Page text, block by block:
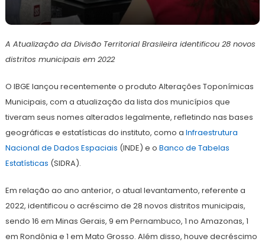
abril
de
Redação
A Atualização da Divisão Territorial Brasileira identificou 28 novos
distritos municipais em 2022
O IBGE lançou recentemente o produto Alterações Toponímicas
Municipais, com a atualização da lista dos municípios que
tiveram seus nomes alterados legalmente, refletindo nas bases
geográficas e estatísticas do instituto, como a Infraestrutura
Nacional de Dados Espaciais (INDE) e o Banco de Tabelas
Estatísticas (SIDRA).
Em relação ao ano anterior, o atual levantamento, referente a
2022, identificou o acréscimo de 28 novos distritos municipais,
sendo 16 em Minas Gerais, 9 em Pernambuco, 1 no Amazonas, 1
em Rondônia e 1 em Mato Grosso. Além disso, houve decréscimo